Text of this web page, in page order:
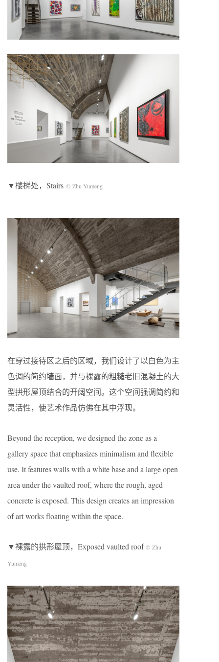
▼楼梯处，Stairs © Zhu Yumeng
在穿过接待区之后的区域，我们设计了以白色为主
色调的简约墙面，并与裸露的粗糙老旧混凝土的大
型拱形屋顶结合的开阔空间。这个空间强调简约和
灵活性，使艺术作品仿佛在其中浮现。
Beyond the reception, we designed the zone as a
gallery space that emphasizes minimalism and flexible
use. It features walls with a white base and a large open
area under the vaulted roof, where the rough, aged
concrete is exposed. This design creates an impression
of art works floating within the space.
▼裸露的拱形屋顶，Exposed vaulted roof© Zhu
Yumeng